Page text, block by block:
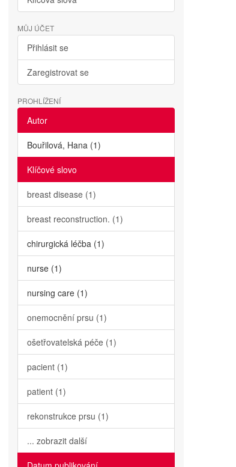
MŮJ ÚČET
Přihlásit se
Zaregistrovat se
PROHLÍŽENÍ
Autor
Bouřilová, Hana (1)
Klíčové slovo
breast disease (1)
breast reconstruction. (1)
chirurgická léčba (1)
nurse (1)
nursing care (1)
onemocnění prsu (1)
ošetřovatelská péče (1)
pacient (1)
patient (1)
rekonstrukce prsu (1)
... zobrazit další